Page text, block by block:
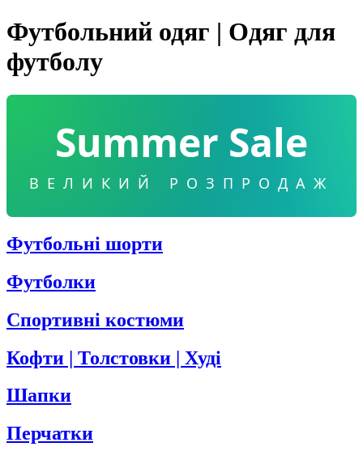
Футбольний одяг | Одяг для
футболу
Summer Sale
ВЕЛИКИЙ РОЗПРОДАЖ
Футбольні шорти
Футболки
Спортивні костюми
Кофти | Толстовки | Худі
Шапки
Перчатки